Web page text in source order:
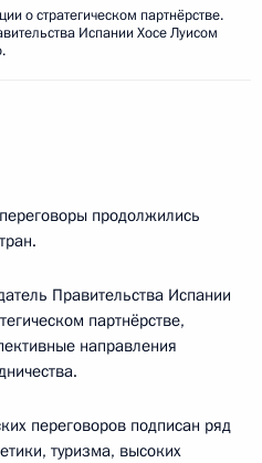
о стратегическом партнёрстве.
Испании Хосе Луисом
продолжились
Правительства Испании
партнёрстве,
направления
переговоров подписан ряд
туризма, высоких